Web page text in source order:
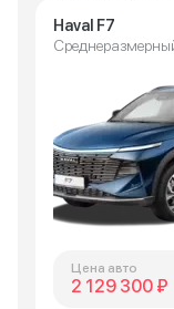
Haval F7
Цена авто
2 129 300 ₽